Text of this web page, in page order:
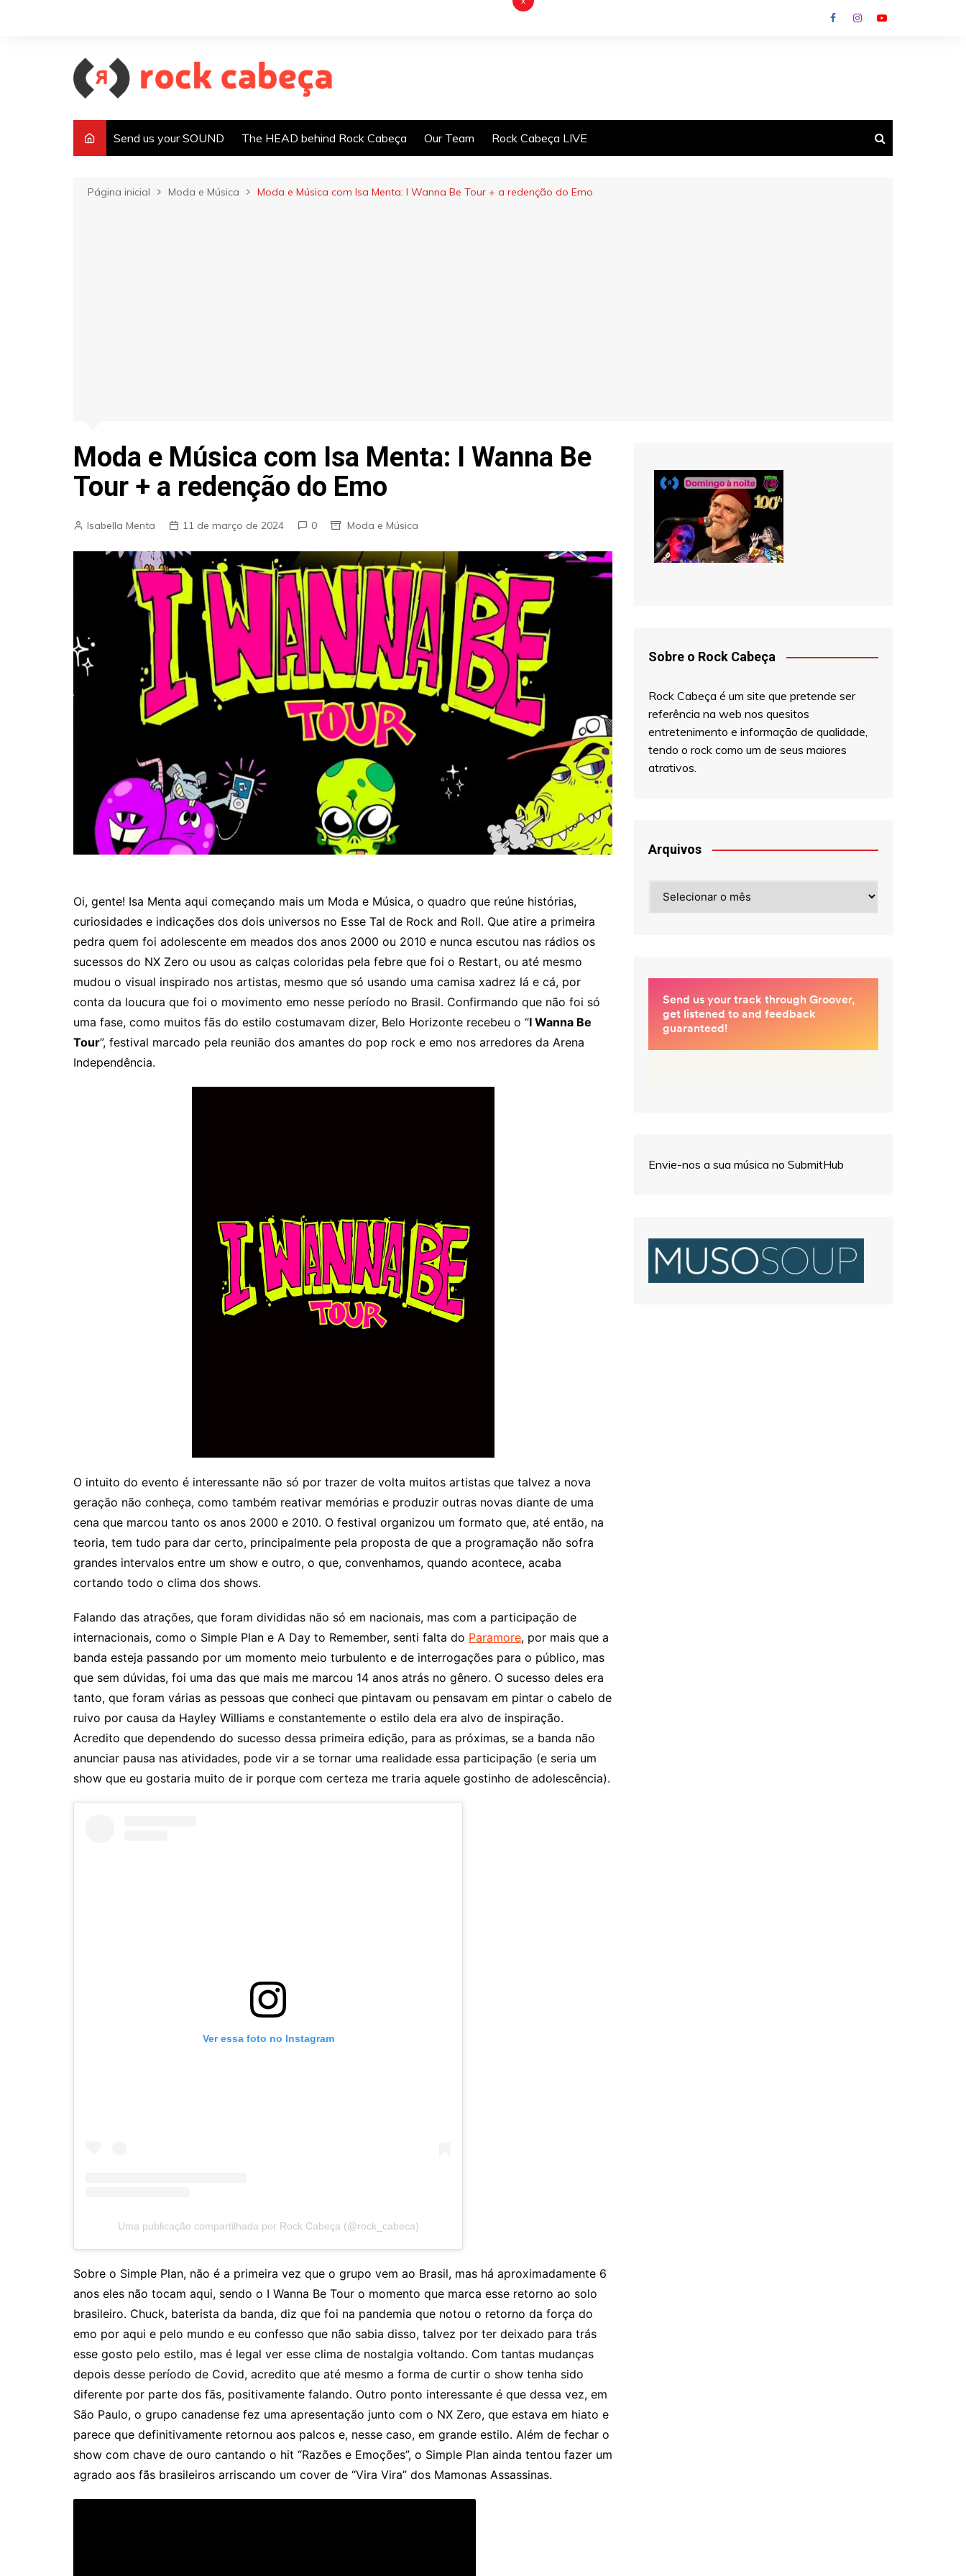
Send us your SOUND The HEAD behind Rock Cabeça Our Team Rock Cabeça LIVE
Página inicial Moda e Música Moda e Música com Isa Menta: I Wanna Be Tour + a redenção do Emo
Moda e Música com Isa Menta: I Wanna Be
Tour + a redenção do Emo
Isabella Menta 11 de março de 2024 0 Moda e Música
Oi, gente! Isa Menta aqui começando mais um Moda e Música, o quadro que reúne histórias,
curiosidades e indicações dos dois universos no Esse Tal de Rock and Roll. Que atire a primeira
pedra quem foi adolescente em meados dos anos 2000 ou 2010 e nunca escutou nas rádios os
sucessos do NX Zero ou usou as calças coloridas pela febre que foi o Restart, ou até mesmo
mudou o visual inspirado nos artistas, mesmo que só usando uma camisa xadrez lá e cá, por
conta da loucura que foi o movimento emo nesse período no Brasil. Confirmando que não foi só
uma fase, como muitos fãs do estilo costumavam dizer, Belo Horizonte recebeu o “I Wanna Be
Tour”, festival marcado pela reunião dos amantes do pop rock e emo nos arredores da Arena
Independência.
O intuito do evento é interessante não só por trazer de volta muitos artistas que talvez a nova
geração não conheça, como também reativar memórias e produzir outras novas diante de uma
cena que marcou tanto os anos 2000 e 2010. O festival organizou um formato que, até então, na
teoria, tem tudo para dar certo, principalmente pela proposta de que a programação não sofra
grandes intervalos entre um show e outro, o que, convenhamos, quando acontece, acaba
cortando todo o clima dos shows.
Falando das atrações, que foram divididas não só em nacionais, mas com a participação de
internacionais, como o Simple Plan e A Day to Remember, senti falta do Paramore, por mais que a
banda esteja passando por um momento meio turbulento e de interrogações para o público, mas
que sem dúvidas, foi uma das que mais me marcou 14 anos atrás no gênero. O sucesso deles era
tanto, que foram várias as pessoas que conheci que pintavam ou pensavam em pintar o cabelo de
ruivo por causa da Hayley Williams e constantemente o estilo dela era alvo de inspiração.
Acredito que dependendo do sucesso dessa primeira edição, para as próximas, se a banda não
anunciar pausa nas atividades, pode vir a se tornar uma realidade essa participação (e seria um
show que eu gostaria muito de ir porque com certeza me traria aquele gostinho de adolescência).
Ver essa foto no Instagram
Uma publicação compartilhada por Rock Cabeça (@rock_cabeca)
Sobre o Simple Plan, não é a primeira vez que o grupo vem ao Brasil, mas há aproximadamente 6
anos eles não tocam aqui, sendo o I Wanna Be Tour o momento que marca esse retorno ao solo
brasileiro. Chuck, baterista da banda, diz que foi na pandemia que notou o retorno da força do
emo por aqui e pelo mundo e eu confesso que não sabia disso, talvez por ter deixado para trás
esse gosto pelo estilo, mas é legal ver esse clima de nostalgia voltando. Com tantas mudanças
depois desse período de Covid, acredito que até mesmo a forma de curtir o show tenha sido
diferente por parte dos fãs, positivamente falando. Outro ponto interessante é que dessa vez, em
São Paulo, o grupo canadense fez uma apresentação junto com o NX Zero, que estava em hiato e
parece que definitivamente retornou aos palcos e, nesse caso, em grande estilo. Além de fechar o
show com chave de ouro cantando o hit “Razões e Emoções”, o Simple Plan ainda tentou fazer um
agrado aos fãs brasileiros arriscando um cover de “Vira Vira” dos Mamonas Assassinas.
Sobre o Rock Cabeça
Rock Cabeça é um site que pretende ser
referência na web nos quesitos
entretenimento e informação de qualidade,
tendo o rock como um de seus maiores
atrativos.
Arquivos
Envie-nos a sua música no SubmitHub